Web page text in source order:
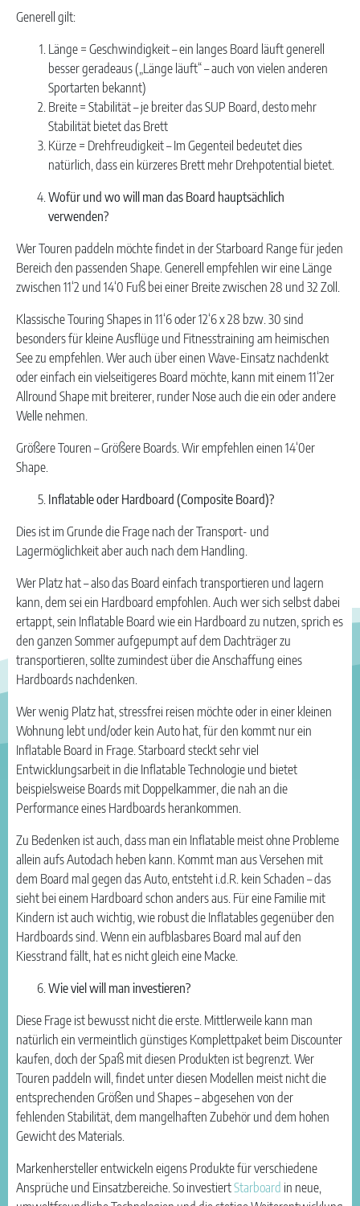
Generell gilt:
Länge = Geschwindigkeit – ein langes Board läuft generell
besser geradeaus („Länge läuft“ – auch von vielen anderen
Sportarten bekannt)
Breite = Stabilität – je breiter das SUP Board, desto mehr
Stabilität bietet das Brett
Kürze = Drehfreudigkeit – Im Gegenteil bedeutet dies
natürlich, dass ein kürzeres Brett mehr Drehpotential bietet.
Wofür und wo will man das Board hauptsächlich
verwenden?
Wer Touren paddeln möchte findet in der Starboard Range für jeden
Bereich den passenden Shape. Generell empfehlen wir eine Länge
zwischen 11‘2 und 14‘0 Fuß bei einer Breite zwischen 28 und 32 Zoll.
Klassische Touring Shapes in 11‘6 oder 12‘6 x 28 bzw. 30 sind
besonders für kleine Ausflüge und Fitnesstraining am heimischen
See zu empfehlen. Wer auch über einen Wave-Einsatz nachdenkt
oder einfach ein vielseitigeres Board möchte, kann mit einem 11‘2er
Allround Shape mit breiterer, runder Nose auch die ein oder andere
Welle nehmen.
Größere Touren – Größere Boards. Wir empfehlen einen 14‘0er
Shape.
Inflatable oder Hardboard (Composite Board)?
Dies ist im Grunde die Frage nach der Transport- und
Lagermöglichkeit aber auch nach dem Handling.
Wer Platz hat – also das Board einfach transportieren und lagern
kann, dem sei ein Hardboard empfohlen. Auch wer sich selbst dabei
ertappt, sein Inflatable Board wie ein Hardboard zu nutzen, sprich es
den ganzen Sommer aufgepumpt auf dem Dachträger zu
transportieren, sollte zumindest über die Anschaffung eines
Hardboards nachdenken.
Wer wenig Platz hat, stressfrei reisen möchte oder in einer kleinen
Wohnung lebt und/oder kein Auto hat, für den kommt nur ein
Inflatable Board in Frage. Starboard steckt sehr viel
Entwicklungsarbeit in die Inflatable Technologie und bietet
beispielsweise Boards mit Doppelkammer, die nah an die
Performance eines Hardboards herankommen.
Zu Bedenken ist auch, dass man ein Inflatable meist ohne Probleme
allein aufs Autodach heben kann. Kommt man aus Versehen mit
dem Board mal gegen das Auto, entsteht i.d.R. kein Schaden – das
sieht bei einem Hardboard schon anders aus. Für eine Familie mit
Kindern ist auch wichtig, wie robust die Inflatables gegenüber den
Hardboards sind. Wenn ein aufblasbares Board mal auf den
Kiesstrand fällt, hat es nicht gleich eine Macke.
Wie viel will man investieren?
Diese Frage ist bewusst nicht die erste. Mittlerweile kann man
natürlich ein vermeintlich günstiges Komplettpaket beim Discounter
kaufen, doch der Spaß mit diesen Produkten ist begrenzt. Wer
Touren paddeln will, findet unter diesen Modellen meist nicht die
entsprechenden Größen und Shapes – abgesehen von der
fehlenden Stabilität, dem mangelhaften Zubehör und dem hohen
Gewicht des Materials.
Markenhersteller entwickeln eigens Produkte für verschiedene
Ansprüche und Einsatzbereiche. So investiertStarboard in neue,